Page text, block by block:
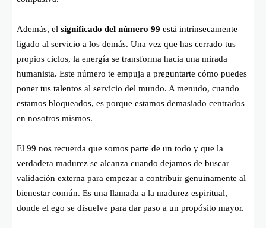
Además, el significado del número 99 está intrínsecamente
ligado al servicio a los demás. Una vez que has cerrado tus
propios ciclos, la energía se transforma hacia una mirada
humanista. Este número te empuja a preguntarte cómo puedes
poner tus talentos al servicio del mundo. A menudo, cuando
estamos bloqueados, es porque estamos demasiado centrados
en nosotros mismos.
El 99 nos recuerda que somos parte de un todo y que la
verdadera madurez se alcanza cuando dejamos de buscar
validación externa para empezar a contribuir genuinamente al
bienestar común. Es una llamada a la madurez espiritual,
donde el ego se disuelve para dar paso a un propósito mayor.